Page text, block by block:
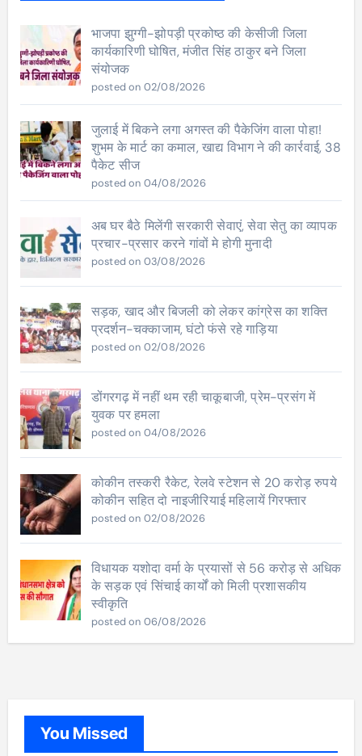
भाजपा झुग्गी-झोपड़ी प्रकोष्ठ की केसीजी जिला
कार्यकारिणी घोषित, मंजीत सिंह ठाकुर बने जिला
संयोजक
posted on 02/08/2026
जुलाई में बिकने लगा अगस्त की पैकेजिंग वाला पोहा!
शुभम के मार्ट का कमाल, खाद्य विभाग ने की कार्रवाई, 38
पैकेट सीज
posted on 04/08/2026
अब घर बैठे मिलेंगी सरकारी सेवाएं, सेवा सेतु का व्यापक
प्रचार-प्रसार करने गांवों मे होगी मुनादी
posted on 03/08/2026
सड़क, खाद और बिजली को लेकर कांग्रेस का शक्ति
प्रदर्शन-चक्काजाम, घंटो फंसे रहे गाड़िया
posted on 02/08/2026
डोंगरगढ़ में नहीं थम रही चाकूबाजी, प्रेम-प्रसंग में
युवक पर हमला
posted on 04/08/2026
कोकीन तस्करी रैकेट, रेलवे स्टेशन से 20 करोड़ रुपये
कोकीन सहित दो नाइजीरियाई महिलायें गिरफ्तार
posted on 02/08/2026
विधायक यशोदा वर्मा के प्रयासों से 56 करोड़ से अधिक
के सड़क एवं सिंचाई कार्यों को मिली प्रशासकीय
स्वीकृति
posted on 06/08/2026
You Missed